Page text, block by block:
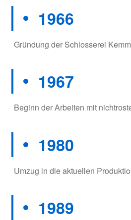
1966
Gründung der Schlosserei
1967
Beginn der Arbeiten mit
1980
Umzug in die aktuellen
1989